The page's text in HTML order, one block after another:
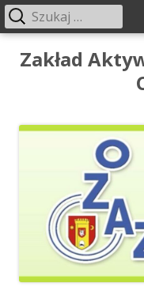
Przeskocz
Zakład
Menu
główne